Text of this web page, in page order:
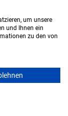
amum unsere
und Ihnen ein
zu den von